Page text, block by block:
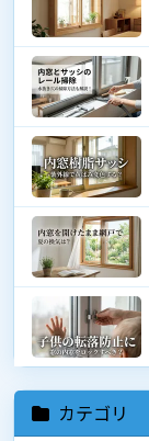
カテゴリ